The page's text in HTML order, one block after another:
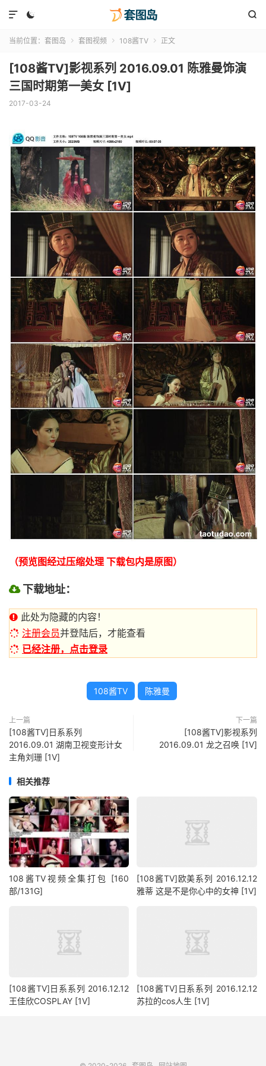
 

当前位置： 套图岛  套图视频  108酱TV  正文
[108酱TV]影视系列 2016.09.01 陈雅曼饰演
三国时期第一美女 [1V]
2017-03-24
（预览图经过压缩处理 下载包内是原图）
下载地址：
此处为隐藏的内容！
注册会员并登陆后，才能查看
已经注册，点击登录
108酱TV 陈雅曼
上一篇
[108酱TV]日系系列
2016.09.01 湖南卫视变形计女
主角刘珊 [1V]
下一篇
[108酱TV]影视系列
2016.09.01 龙之召唤 [1V]
相关推荐
108酱TV视频全集打包 [160
部/131G]
[108酱TV]欧美系列 2016.12.12
雅蒂 这是不是你心中的女神 [1V]
[108酱TV]日系系列 2016.12.12
王佳欣COSPLAY [1V]
[108酱TV]日系系列 2016.12.12
苏拉的cos人生 [1V]